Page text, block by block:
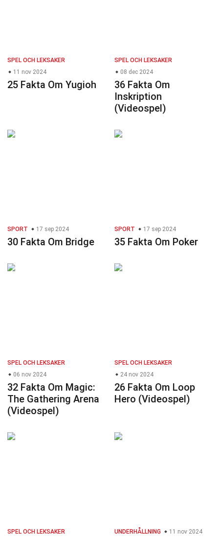
SPEL OCH LEKSAKER
11 nov 2024
25 Fakta Om Yugioh
SPEL OCH LEKSAKER
08 dec 2024
36 Fakta Om
Inskription
(Videospel)
SPORT 17 sep 2024
30 Fakta Om Bridge
SPORT 17 sep 2024
35 Fakta Om Poker
SPEL OCH LEKSAKER
06 nov 2024
32 Fakta Om Magic:
The Gathering Arena
(Videospel)
SPEL OCH LEKSAKER
24 nov 2024
26 Fakta Om Loop
Hero (Videospel)
SPEL OCH LEKSAKER
UNDERHÅLLNING 11 nov 2024